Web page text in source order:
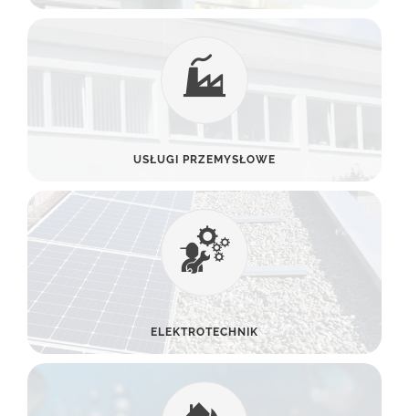
USŁUGI PRZEMYSŁOWE
ELEKTROTECHNIK